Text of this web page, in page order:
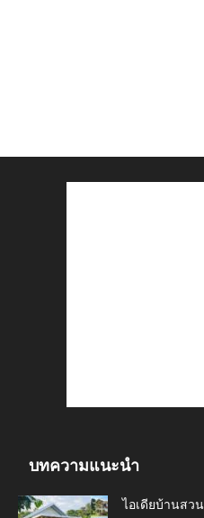
บทความแนะนำ
ไอเดียบ้านสว